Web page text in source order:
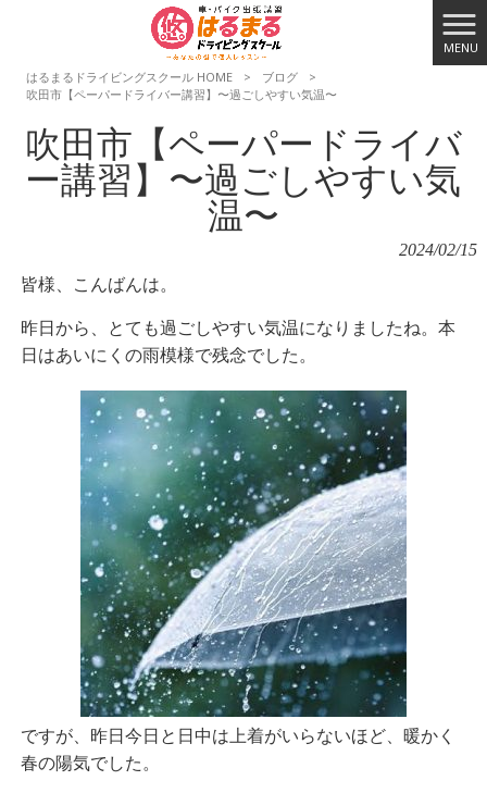
MENU
はるまるドライビングスクール HOME
> ブログ
>
吹田市【ペーパードライバー講習】〜過ごしやすい気温〜
吹田市【ペーパードライバ
ー講習】〜過ごしやすい気
温〜
2024/02/15
皆様、こんばんは。
昨日から、とても過ごしやすい気温になりましたね。本
日はあいにくの雨模様で残念でした。
ですが、昨日今日と日中は上着がいらないほど、暖かく
春の陽気でした。